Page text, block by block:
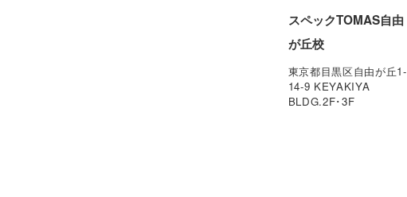
スペックTOMAS自由
が丘校
東京都目黒区自由が丘1-
14-9 KEYAKIYA
BLDG.2F･3F